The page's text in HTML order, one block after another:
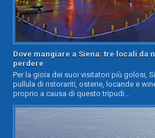
Dove mangiare a Siena: tre locali da
perdere
Per la gioia dei suoi visitatori più golosi,
pullula di ristoranti, osterie, locande e
proprio a causa di questo tripudi...